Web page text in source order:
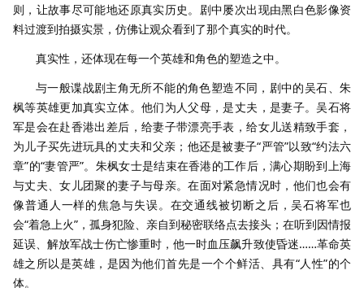
则，让故事尽可能地还原真实历史。剧中屡次出现由黑白色影像资
料过渡到拍摄实景，仿佛让观众看到了那个真实的时代。
真实性，还体现在每一个英雄和角色的塑造之中。
与一般谍战剧主角无所不能的角色塑造不同，剧中的吴石、朱
枫等英雄更加真实立体。他们为人父母，是丈夫，是妻子。吴石将
军是会在赴香港出差后，给妻子带漂亮手表，给女儿送精致手套，
为儿子买先进玩具的丈夫和父亲；他还是被妻子“严管”以致“约法六
章”的“妻管严”。朱枫女士是结束在香港的工作后，满心期盼到上海
与丈夫、女儿团聚的妻子与母亲。在面对紧急情况时，他们也会有
像普通人一样的焦急与失误。在交通线被切断之后，吴石将军也
会“着急上火”，孤身犯险、亲自到秘密联络点去接头；在听到因情报
延误、解放军战士伤亡惨重时，他一时血压飙升致使昏迷……革命英
雄之所以是英雄，是因为他们首先是一个个鲜活、具有“人性”的个
体。